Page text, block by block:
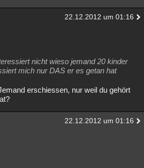
22.12.2012 um 01:16
nicht wieso jemand 20 kinder
mich nur DAS er es getan hat
erschiessen, nur weil du gehört
22.12.2012 um 01:16